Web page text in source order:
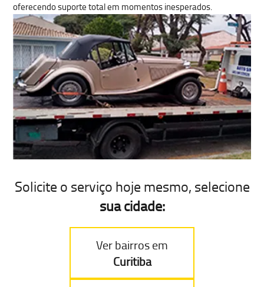
oferecendo suporte total em momentos inesperados.
Solicite o serviço hoje mesmo, selecione
sua cidade:
Ver bairros em
Curitiba